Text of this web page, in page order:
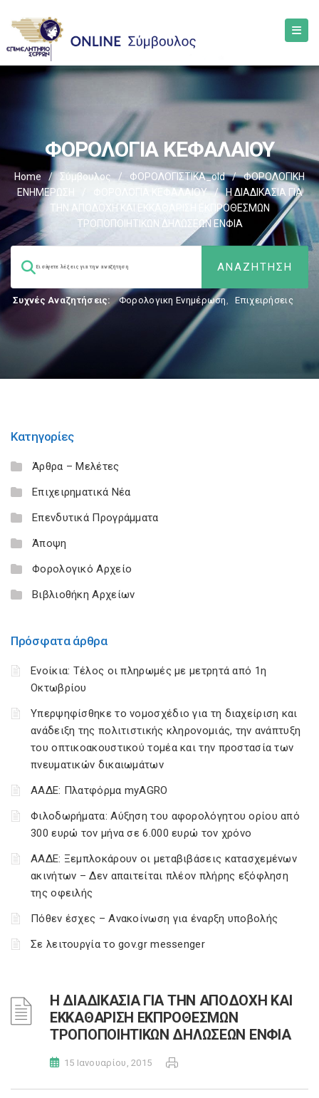
ΦΟΡΟΛΟΓΙΑ ΚΕΦΑΛΑΙΟΥ
Home / Σύμβουλος / ΦΟΡΟΛΟΓΙΣΤΙΚΑ_old /
ΦΟΡΟΛΟΓΙΚΗ
ΕΝΗΜΕΡΩΣΗ
/ ΦΟΡΟΛΟΓΙΑ ΚΕΦΑΛΑΙΟΥ /
Η ΔΙΑΔΙΚΑΣΙΑ ΓΙΑ
ΤΗΝ ΑΠΟΔΟΧΗ ΚΑΙ ΕΚΚΑΘΑΡΙΣΗ ΕΚΠΡΟΘΕΣΜΩΝ
ΤΡΟΠΟΠΟΙΗΤΙΚΩΝ ΔΗΛΩΣΕΩΝ ΕΝΦΙΑ
Συχνές Αναζητήσεις: Φορολογικη Ενημέρωση, Επιχειρήσεις
Κατηγορίες
Άρθρα – Μελέτες
Επιχειρηματικά Νέα
Επενδυτικά Προγράμματα
Άποψη
Φορολογικό Αρχείο
Βιβλιοθήκη Αρχείων
Πρόσφατα άρθρα
Ενοίκια: Τέλος οι πληρωμές με μετρητά από 1η
Οκτωβρίου
Υπερψηφίσθηκε το νομοσχέδιο για τη διαχείριση και
ανάδειξη της πολιτιστικής κληρονομιάς, την ανάπτυξη
του οπτικοακουστικού τομέα και την προστασία των
πνευματικών δικαιωμάτων
ΑΑΔΕ: Πλατφόρμα myAGRO
Φιλοδωρήματα: Αύξηση του αφορολόγητου ορίου από
300 ευρώ τον μήνα σε 6.000 ευρώ τον χρόνο
ΑΑΔΕ: Ξεμπλοκάρουν οι μεταβιβάσεις κατασχεμένων
ακινήτων – Δεν απαιτείται πλέον πλήρης εξόφληση
της οφειλής
Πόθεν έσχες – Ανακοίνωση για έναρξη υποβολής
Σε λειτουργία το gov.gr messenger
Η ΔΙΑΔΙΚΑΣΙΑ ΓΙΑ ΤΗΝ ΑΠΟΔΟΧΗ ΚΑΙ
ΕΚΚΑΘΑΡΙΣΗ ΕΚΠΡΟΘΕΣΜΩΝ
ΤΡΟΠΟΠΟΙΗΤΙΚΩΝ ΔΗΛΩΣΕΩΝ ΕΝΦΙΑ
15 Ιανουαρίου, 2015